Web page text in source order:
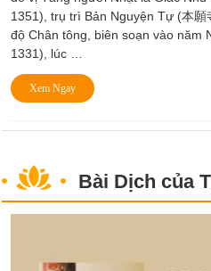
1351), trụ trì Bản Nguyện Tự (本
độ Chân tông, biên soạn vào năm
1331), lúc …
Xem Ngay
Bài Dịch của